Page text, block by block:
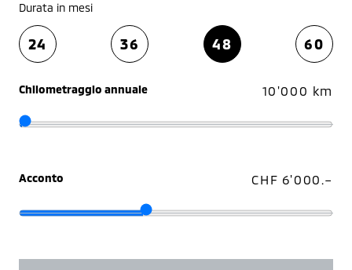
Durata in mesi
24 36 48 60
Chilometraggio annuale 10'000 km
Acconto CHF 6'000.–